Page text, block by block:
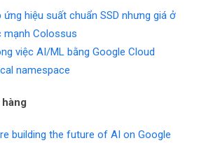
ứng hiệu suất chuẩn SSD nhưng giá ở
mạnh Colossus
việc AI/ML bằng Google Cloud
namespace
building the future of AI on Google